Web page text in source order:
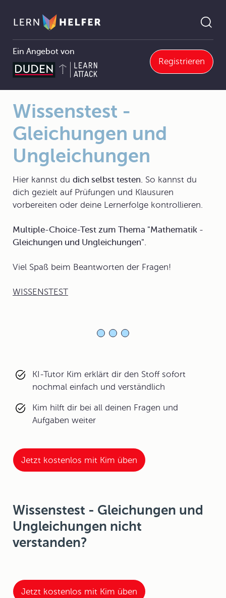
Ein Angebot von
Registrieren
Pfadnavigation
Wissenstest - Gleichungen und Ungleichungen
Wissenstest -
Gleichungen und
Ungleichungen
Hier kannst du dich selbst testen. So kannst du
dich gezielt auf Prüfungen und Klausuren
vorbereiten oder deine Lernerfolge kontrollieren.
Multiple-Choice-Test zum Thema "Mathematik -
Gleichungen und Ungleichungen".
Viel Spaß beim Beantworten der Fragen!
WISSENSTEST
KI-Tutor Kim erklärt dir den Stoff sofort
nochmal einfach und verständlich
Kim hilft dir bei all deinen Fragen und
Aufgaben weiter
Jetzt kostenlos mit Kim üben
Wissenstest - Gleichungen und
Ungleichungen nicht
verstanden?
Jetzt kostenlos mit Kim üben